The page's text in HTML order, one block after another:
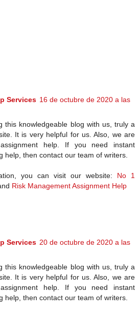
Services 16 de octubre de 2020 a las
this knowledgeable blog with us, truly a
It is very helpful for us. Also, we are
help. If you need instant
help, then contact our team of writers.
you can visit our website: No 1
Risk Management Assignment Help
Services 20 de octubre de 2020 a las
this knowledgeable blog with us, truly a
It is very helpful for us. Also, we are
help. If you need instant
help, then contact our team of writers.